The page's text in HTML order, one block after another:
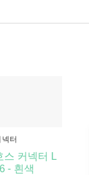
넥터
스 커넥터 L
- 흰색